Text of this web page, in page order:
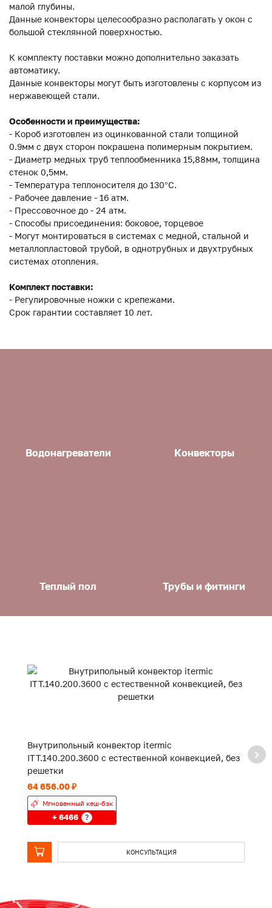
малой глубины.
Данные конвекторы целесообразно располагать у окон с
большой стеклянной поверхностью.
К комплекту поставки можно дополнительно заказать
автоматику.
Данные конвекторы могут быть изготовлены с корпусом из
нержавеющей стали.
Особенности и преимущества:
- Короб изготовлен из оцинкованной стали толщиной
0.9мм с двух сторон покрашена полимерным покрытием.
- Диаметр медных труб теплообменника 15,88мм, толщина
стенок 0,5мм.
- Температура теплоносителя до 130°C.
- Рабочее давление - 16 атм.
- Прессовочное до - 24 атм.
- Способы присоединения: боковое, торцевое
- Могут монтироваться в системах с медной, стальной и
металлопластовой трубой, в однотрубных и двухтрубных
системах отопления.
Комплект поставки:
- Регулировочные ножки с крепежами.
Срок гарантии составляет 10 лет.
Водонагреватели Конвекторы
Теплый пол Трубы и фитинги
Внутрипольный конвектор itermic
ITT.140.200.3600 с естественной конвекцией, без
решетки
64 656.00 ₽
Мгновенный кеш-бэк
+ 6466 ?
КОНСУЛЬТАЦИЯ